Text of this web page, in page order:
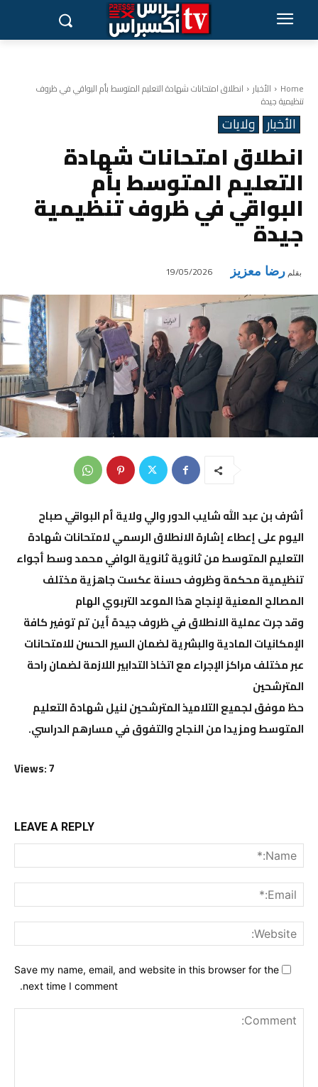
Home الأخبار انطلاق امتحانات شهادة التعليم المتوسط بأم البواقي في ظروف
تنظيمية جيدة
الأخبار ولايات
انطلاق امتحانات شهادة
التعليم المتوسط بأم
البواقي في ظروف تنظيمية
جيدة
بقلم رضا معزيز 19/05/2026
أشرف بن عبد الله شايب الدور والي ولاية أم البواقي صباح
اليوم على إعطاء إشارة الانطلاق الرسمي لامتحانات شهادة
التعليم المتوسط من ثانوية ثانوية الوافي محمد وسط أجواء
تنظيمية محكمة وظروف حسنة عكست جاهزية مختلف
المصالح المعنية لإنجاح هذا الموعد التربوي الهام
وقد جرت عملية الانطلاق في ظروف جيدة أين تم توفير كافة
الإمكانيات المادية والبشرية لضمان السير الحسن للامتحانات
عبر مختلف مراكز الإجراء مع اتخاذ التدابير اللازمة لضمان راحة
المترشحين
حظ موفق لجميع التلاميذ المترشحين لنيل شهادة التعليم
المتوسط ومزيدا من النجاح والتفوق في مسارهم الدراسي.
Views: 7
LEAVE A REPLY
Save my name, email, and website in this browser for the
next time I comment.